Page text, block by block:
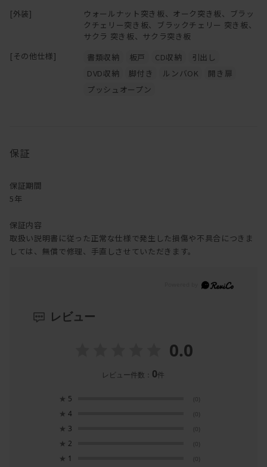
[外装]
ウォールナット突き板、オーク突き板、ブラッ
クチェリー突き板、ブラックチェリー 突き板、
サクラ 突き板、サクラ突き板
[その他仕様]
書類収納 板戸 CD収納
引出し
DVD収納
脚付き ルンバOK
開き扉
プッシュオープン
保証
保証期間
5年
保証内容
取扱い説明書に従った正常な仕様で発生した損傷や不具合につきま
しては、無償で修理、手直しさせていただきます。
レビュー
0.0
レビュー件数： 0件
★ 5 (0)
★ 4 (0)
★ 3 (0)
★ 2 (0)
★ 1 (0)